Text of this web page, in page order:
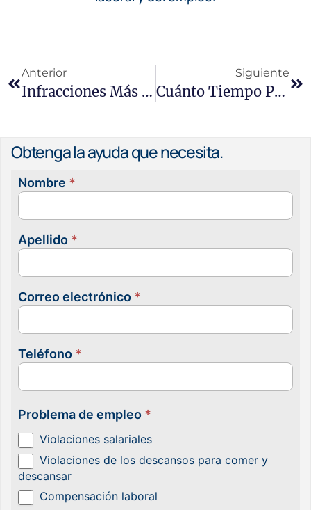
Anterior
Infracciones Más Comunes De Los Empleadores En California
Siguiente
Cuánto Tiempo Pueden Los Empleadores Demorar Los Cheques De Pago En California
Obtenga la ayuda que necesita.
Contacta
nosotras
Nombre *
Apellido *
Correo electrónico *
Teléfono *
Problema de empleo *
Violaciones salariales
Violaciones de los descansos para comer y
descansar
Compensación laboral